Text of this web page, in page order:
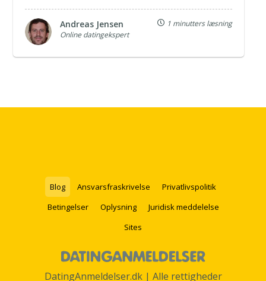
Andreas Jensen
Online datingekspert
1 minutters læsning
Blog Ansvarsfraskrivelse
Privatlivspolitik
Betingelser
Oplysning
Juridisk meddelelse
Sites
DatingAnmeldelser.dk | Alle rettigheder